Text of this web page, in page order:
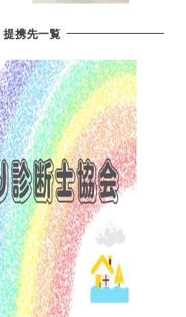
提携先一覧